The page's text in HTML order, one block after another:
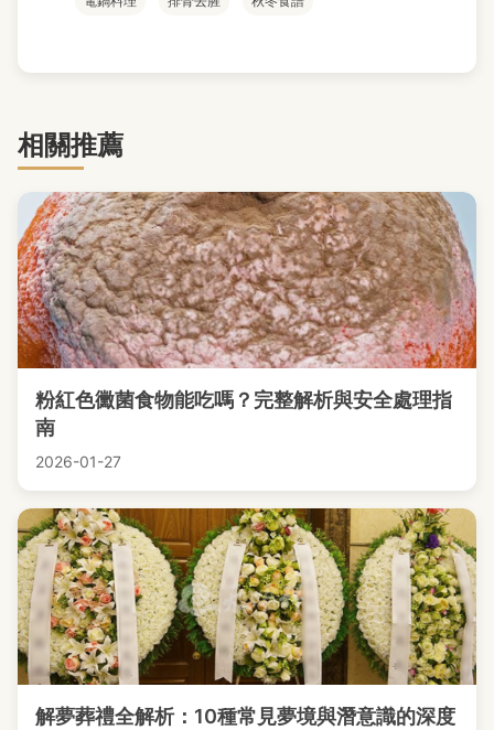
相關推薦
粉紅色黴菌食物能吃嗎？完整解析與安全處理指
南
2026-01-27
解夢葬禮全解析：10種常見夢境與潛意識的深度